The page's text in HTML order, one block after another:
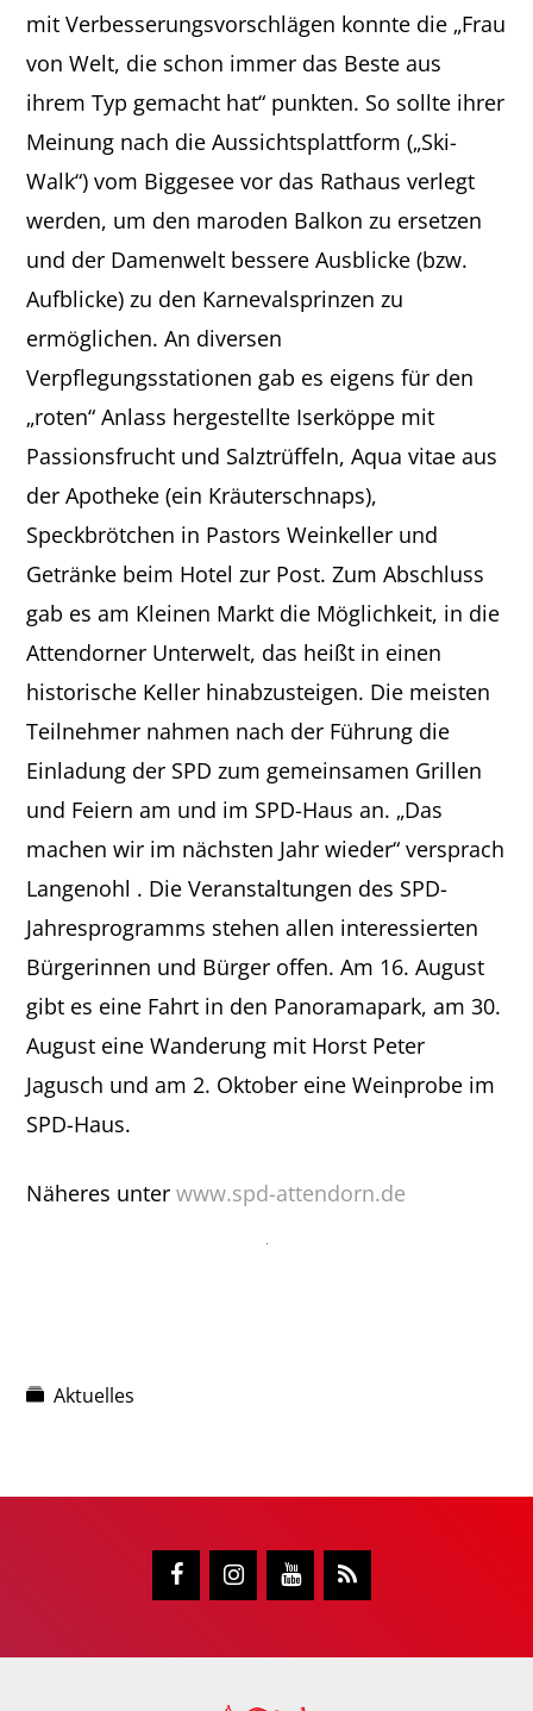
mit Verbesserungsvorschlägen konnte die „Frau
von Welt, die schon immer das Beste aus
ihrem Typ gemacht hat“ punkten. So sollte ihrer
Meinung nach die Aussichtsplattform („Ski-
Walk“) vom Biggesee vor das Rathaus verlegt
werden, um den maroden Balkon zu ersetzen
und der Damenwelt bessere Ausblicke (bzw.
Aufblicke) zu den Karnevalsprinzen zu
ermöglichen. An diversen
Verpflegungsstationen gab es eigens für den
„roten“ Anlass hergestellte Iserköppe mit
Passionsfrucht und Salztrüffeln, Aqua vitae aus
der Apotheke (ein Kräuterschnaps),
Speckbrötchen in Pastors Weinkeller und
Getränke beim Hotel zur Post. Zum Abschluss
gab es am Kleinen Markt die Möglichkeit, in die
Attendorner Unterwelt, das heißt in einen
historische Keller hinabzusteigen. Die meisten
Teilnehmer nahmen nach der Führung die
Einladung der SPD zum gemeinsamen Grillen
und Feiern am und im SPD-Haus an. „Das
machen wir im nächsten Jahr wieder“ versprach
Langenohl . Die Veranstaltungen des SPD-
Jahresprogramms stehen allen interessierten
Bürgerinnen und Bürger offen. Am 16. August
gibt es eine Fahrt in den Panoramapark, am 30.
August eine Wanderung mit Horst Peter
Jagusch und am 2. Oktober eine Weinprobe im
SPD-Haus.
Näheres unterwww.spd-attendorn.de
Aktuelles